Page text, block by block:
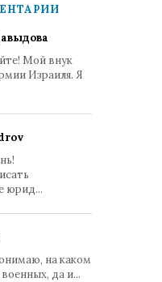
Мой внук
Израиля. Я
юрид...
на каком
да и...